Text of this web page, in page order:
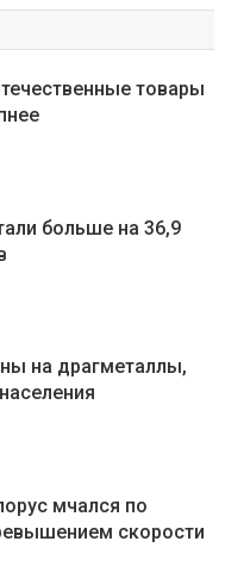
товары
больше на 36,9
на драгметаллы,
мчался по
скорости